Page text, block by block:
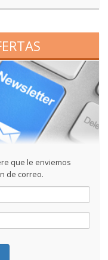
que le enviemos
de correo.